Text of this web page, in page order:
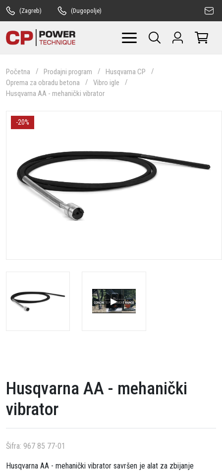
(Zagreb) (Dugopolje)
Početna Prodajni program
Husqvarna CP
Oprema za obradu betona
Vibro igle
Husqvarna AA - mehanički vibrator
Husqvarna AA - mehanički
vibrator
Šifra: 967 85 77-01
Husqvarna AA - mehanički vibrator savršen je alat za zbijanje
-20%